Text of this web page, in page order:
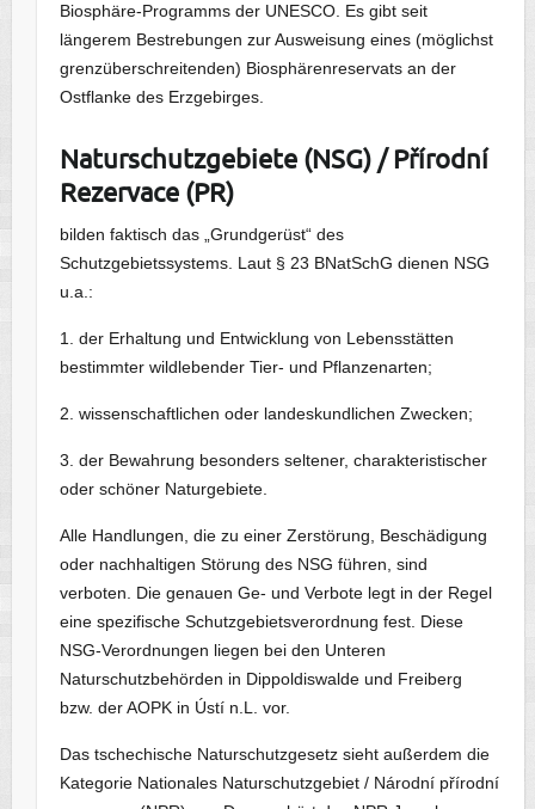
Biosphäre-Programms der UNESCO. Es gibt seit
längerem Bestrebungen zur Ausweisung eines (möglichst
grenzüberschreitenden) Biosphärenreservats an der
Ostflanke des Erzgebirges.
Naturschutzgebiete (NSG) /Přírodní
Rezervace (PR)
bilden faktisch das „Grundgerüst“ des
Schutzgebietssystems. Laut § 23 BNatSchG dienen NSG
u.a.:
1. der Erhaltung und Entwicklung von Lebensstätten
bestimmter wildlebender Tier- und Pflanzenarten;
2. wissenschaftlichen oder landeskundlichen Zwecken;
3. der Bewahrung besonders seltener, charakteristischer
oder schöner Naturgebiete.
Alle Handlungen, die zu einer Zerstörung, Beschädigung
oder nachhaltigen Störung des NSG führen, sind
verboten. Die genauen Ge- und Verbote legt in der Regel
eine spezifische Schutzgebietsverordnung fest. Diese
NSG-Verordnungen liegen bei den Unteren
Naturschutzbehörden in Dippoldiswalde und Freiberg
bzw. der AOPK in Ústí n.L. vor.
Das tschechische Naturschutzgesetz sieht außerdem die
Kategorie Nationales Naturschutzgebiet / Národní přírodní